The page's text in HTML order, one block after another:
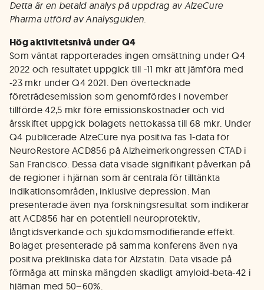
Detta är en betald analys på uppdrag av AlzeCure
Pharma utförd av Analysguiden.
Hög aktivitetsnivå under Q4
Som väntat rapporterades ingen omsättning under Q4
2022 och resultatet uppgick till -11 mkr att jämföra med
-23 mkr under Q4 2021. Den övertecknade
företrädesemission som genomfördes i november
tillförde 42,5 mkr före emissionskostnader och vid
årsskiftet uppgick bolagets nettokassa till 68 mkr. Under
Q4 publicerade AlzeCure nya positiva fas 1-data för
NeuroRestore ACD856 på Alzheimerkongressen CTAD i
San Francisco. Dessa data visade signifikant påverkan på
de regioner i hjärnan som är centrala för tilltänkta
indikationsområden, inklusive depression. Man
presenterade även nya forskningsresultat som indikerar
att ACD856 har en potentiell neuroprotektiv,
långtidsverkande och sjukdomsmodifierande effekt.
Bolaget presenterade på samma konferens även nya
positiva prekliniska data för Alzstatin. Data visade på
förmåga att minska mängden skadligt amyloid-beta-42 i
hjärnan med 50–60%.